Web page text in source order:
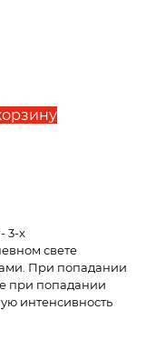
- 3-х
свете
При попадании
при попадании
интенсивность